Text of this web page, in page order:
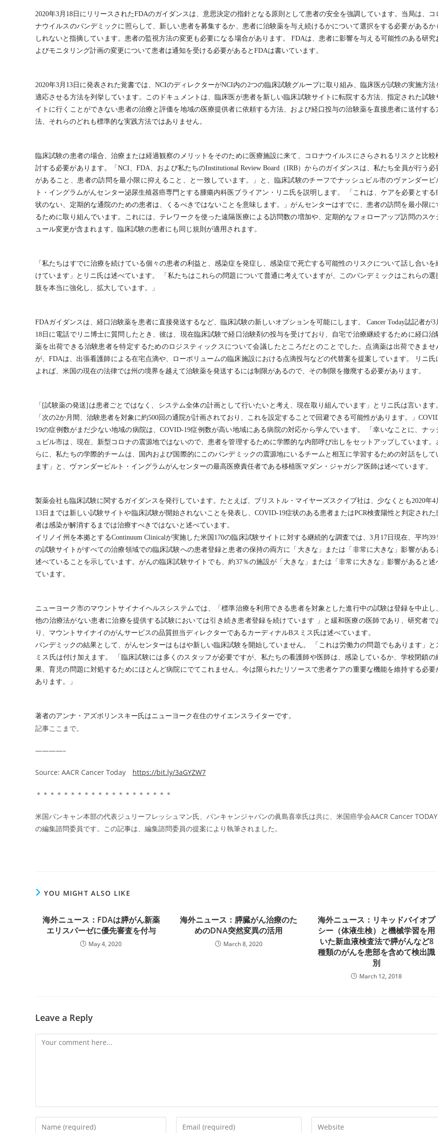
2020年3月18日にリリースされたFDAのガイダンスは、意思決定の指針となる原則として患者の安全を強調しています。当局は、コ
ナウイルスのパンデミックに照らして、新しい患者を募集するか、患者に治験薬を与え続けるかについて選択をする必要があるか
しれないと指摘しています。患者の監視方法の変更も必要になる場合があります。 FDAは、患者に影響を与える可能性のある研究
よびモニタリング計画の変更について患者は通知を受ける必要があるとFDAは書いています。
2020年3月13日に発表された覚書では、NCIのディレクターがNCI内の2つの臨床試験グループに取り組み、臨床医が試験の実施方法
適応させる方法を列挙しています。このドキュメントは、臨床医が患者を新しい臨床試験サイトに転院する方法、指定された試験
イトに行くことができない患者の治療と評価を地域の医療提供者に依頼する方法、および経口投与の治験薬を直接患者に送付する
法、それらのどれも標準的な実践方法ではありません。
臨床試験の患者の場合、治療または経過観察のメリットをそのために医療施設に来て、コロナウイルスにさらされるリスクと比較
討する必要があります。「NCI、FDA、および私たちのInstitutional Review Board（IRB）からのガイダンスは、私たち全員が行う必
があること、患者の訪問を最小限に抑えること、と一致しています。」と、臨床試験のチーフでナッシュビル市のヴァンダービ
ト・イングラムがんセンター泌尿生殖器癌専門とする腫瘍内科医ブライアン・リニ氏を説明します。 「これは、ケアを必要とする
状のない、定期的な通院のための患者は、くるべきではないことを意味します。」がんセンターはすでに、患者の訪問を最小限に
るために取り組んでいます。これには、テレワークを使った遠隔医療による訪問数の増加や、定期的なフォローアップ訪問のスケ
ュール変更が含まれます。臨床試験の患者にも同じ規則が適用されます。
「私たちはすでに治療を続けている個々の患者の利益と、感染症を発症し、感染症で死亡する可能性のリスクについて話し合いを
けています」とリニ氏は述べています。 「私たちはこれらの問題について普通に考えていますが、このパンデミックはこれらの選
肢を本当に強化し、拡大しています。」
FDAガイダンスは、経口治験薬を患者に直接発送するなど、臨床試験の新しいオプションを可能にします。 Cancer Today誌記者が3
18日に電話でリニ博士に質問したとき、彼は、現在臨床試験で経口治験剤の投与を受けており、自宅で治療継続するために経口治
薬を出荷できる治験患者を特定するためのロジスティックスについて会議したところだとのことでした。点滴薬は出荷できませ
が、FDAは、出張看護師による在宅点滴や、ローボリュームの臨床施設における点滴投与などの代替案を提案しています。 リニ氏
よれば、米国の現在の法律では州の境界を越えて治験薬を発送するには制限があるので、その制限を撤廃する必要があります。
「[試験薬の発送]は患者ごとではなく、システム全体の計画として行いたいと考え、現在取り組んでいます」とリニ氏は言います
「次の2か月間、治験患者を対象に約500回の通院が計画されており、これを設定することで回避できる可能性があります。」
19の症例数がまだ少ない地域の病院は、COVID-19症例数が高い地域にある病院の対応から学んでいます。 「幸いなことに、ナッ
ュビル市は、現在、新型コロナの震源地ではないので、患者を管理するために学際的な内部呼び出しをセットアップしています。
らに、私たちの学際的チームは、国内および国際的にこのパンデミックの震源地にいるチームと相互に学習するための対話をして
ます」と、ヴァンダービルト・イングラムがんセンターの最高医療責任者である移植医マダン・ジャガシア医師は述べています。
製薬会社も臨床試験に関するガイダンスを発行しています。たとえば、ブリストル・マイヤーズスクイブ社は、少なくとも2020年4
13日までは新しい試験サイトや臨床試験が開始されないことを発表し、COVID-19症状のある患者またはPCR検査陽性と判定された
者は感染が解消するまでは治療すべきではないと述べています。
イリノイ州を本拠とするContinuum Clinicalが実施した米国170の臨床試験サイトに対する継続的な調査では、3月17日現在、平均39
の試験サイトがすべての治療領域での臨床試験への患者登録と患者の保持の両方に「大きな」または「非常に大きな」影響がある
述べていることを示しています。がんの臨床試験サイトでも、約37％の施設が「大きな」または「非常に大きな」影響があると述
ています。
ニューヨーク市のマウントサイナイヘルスシステムでは、「標準治療を利用できる患者を対象とした進行中の試験は登録を中止し
他の治療法がない患者に治療を提供する試験においては引き続き患者登録を続けています 」と緩和医療の医師であり、研究者で
り、マウントサイナイのがんサービスの品質担当ディレクターであるカーディナルBスミス氏は述べています。
パンデミックの結果として、がんセンターはもはや新しい臨床試験を開始していません。 「これは労働力の問題でもあります」と
ミス氏は付け加えます。 「臨床試験には多くのスタッフが必要ですが、私たちの看護師や医師は、感染しているか、学校閉鎖の
果、育児の問題に対処するためにほとんど病院にでてこれません。今は限られたリソースで患者ケアの重要な機能を維持する必要
あります。」
著者のアンナ・アズボリンスキー氏はニューヨーク在住のサイエンスライターです。
記事ここまで。
————–
Source: AACR Cancer Today https://bit.ly/3aGYZW7
＊＊＊＊＊＊＊＊＊＊＊＊＊＊＊＊＊＊＊＊
米国パンキャン本部の代表ジュリーフレッシュマン氏、パンキャンジャパンの眞島喜幸氏は共に、米国癌学会AACR Cancer TODAY
の編集諮問委員です。この記事は、編集諮問委員の提案により執筆されました。
YOU MIGHT ALSO LIKE
海外ニュース：FDAは膵がん新薬
エリスパーゼに優先審査を付与
May 4, 2020
海外ニュース：膵臓がん治療のた
めのDNA突然変異の活用
March 8, 2020
海外ニュース：リキッドバイオプ
シー（体液生検）と機械学習を用
いた新血液検査法で膵がんなど8
種類のがんを患部を含めて検出識
別
March 12, 2018
Leave a Reply
Comment
Enter
Enter
Enter